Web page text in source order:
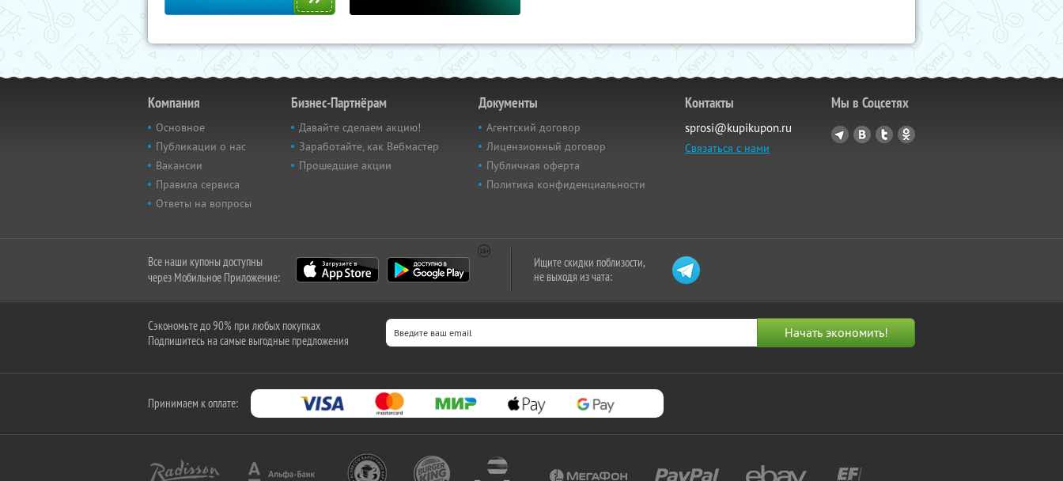
Компания
Основное
Публикации о нас
Вакансии
Правила сервиса
Ответы на вопросы
Бизнес-Партнёрам
Давайте сделаем акцию!
Заработайте, как Вебмастер
Прошедшие акции
Документы
Агентский договор
Лицензионный договор
Публичная оферта
Политика конфиденциальности
Контакты
sprosi@kupikupon.ru
Связаться с нами
Мы в Соцсетях
Все наши купоны доступны
через Мобильное Приложение:
Ищите скидки поблизости,
не выходя из чата:
Сэкономьте до 90% при любых покупках
Подпишитесь на самые выгодные предложения
Принимаем к оплате: